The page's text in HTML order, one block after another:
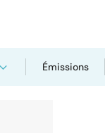
Émissions